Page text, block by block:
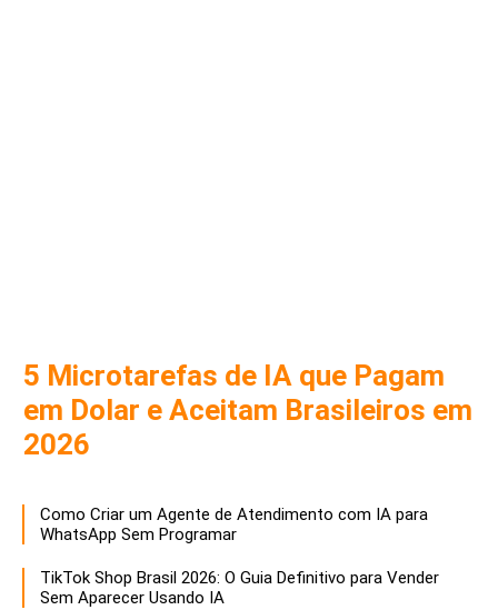
5 Microtarefas de IA que Pagam
em Dolar e Aceitam Brasileiros em
2026
Como Criar um Agente de Atendimento com IA para
WhatsApp Sem Programar
TikTok Shop Brasil 2026: O Guia Definitivo para Vender
Sem Aparecer Usando IA